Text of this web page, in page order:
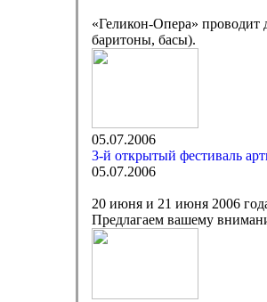
«Геликон-Опера» проводит
баритоны, басы).
05.07.2006
3-й открытый фестиваль
05.07.2006
20 июня и 21 июня 2006
Предлагаем вашему